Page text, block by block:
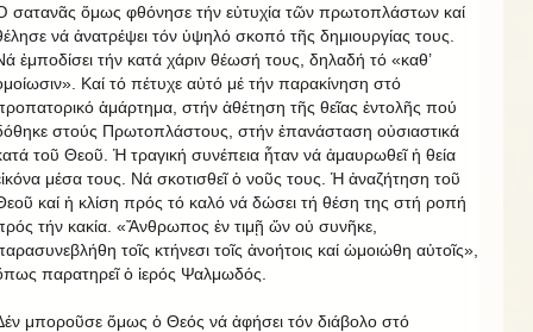
σατανᾶς ὅμως φθόνησε τήν εὐτυχία τῶν πρωτοπλάστων καί
νά ἀνατρέψει τόν ὑψηλό σκοπό τῆς δημιουργίας τους.
ἐμποδίσει τήν κατά χάριν θέωσή τους, δηλαδή τό «καθ’
Καί τό πέτυχε αὐτό μέ τήν παρακίνηση στό
ἁμάρτημα, στήν ἀθέτηση τῆς θεῖας ἐντολῆς πού
στούς Πρωτοπλάστους, στήν ἐπανάσταση οὐσιαστικά
τοῦ Θεοῦ. Ἡ τραγική συνέπεια ἦταν νά ἀμαυρωθεῖ ἡ θεία
μέσα τους. Νά σκοτισθεῖ ὁ νοῦς τους. Ἡ ἀναζήτηση τοῦ
καί ἡ κλίση πρός τό καλό νά δώσει τή θέση της στή ροπή
τήν κακία. «Ἄνθρωπος ἐν τιμῇ ὤν οὐ συνῆκε,
τοῖς κτήνεσι τοῖς ἀνοήτοις καί ὡμοιώθη αὐτοῖς»,
παρατηρεῖ ὁ ἱερός Ψαλμωδός.
μποροῦσε ὅμως ὁ Θεός νά ἀφήσει τόν διάβολο στό